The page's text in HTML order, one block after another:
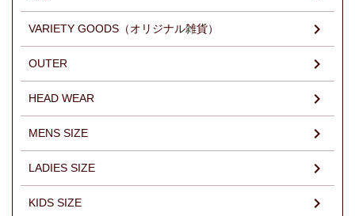
VARIETY GOODS（オリジナル雑貨）
OUTER
HEAD WEAR
MENS SIZE
LADIES SIZE
KIDS SIZE